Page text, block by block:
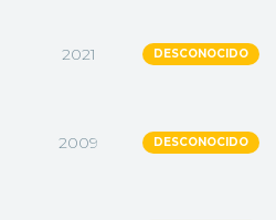
2021 DESCONOCIDO
2009 DESCONOCIDO